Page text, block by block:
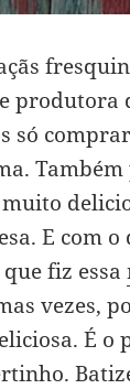
produtora
só
E com
que fiz essa
vezes,
É o